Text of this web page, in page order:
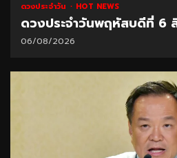
ดวงประจำวัน HOT NEWS
ดวงประจำวันพฤหัสบดีที่ 6
06/08/2026